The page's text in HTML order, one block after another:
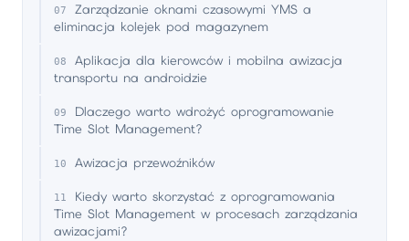
Zarządzanie oknami czasowymi YMS a
eliminacja kolejek pod magazynem
Aplikacja dla kierowców i mobilna awizacja
transportu na androidzie
Dlaczego warto wdrożyć oprogramowanie
Time Slot Management?
Awizacja przewoźników
Kiedy warto skorzystać z oprogramowania
Time Slot Management w procesach zarządzania
awizacjami?